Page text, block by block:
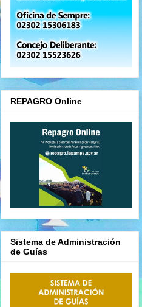
REPAGRO Online
Sistema de Administración
de Guías